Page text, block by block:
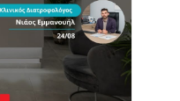
Βουρκάρι